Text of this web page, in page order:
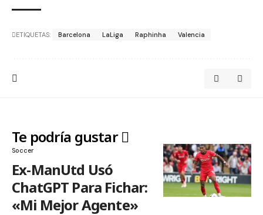
ETIQUETAS: Barcelona LaLiga Raphinha Valencia
Te podría gustar
Soccer
Ex-ManUtd Usó
ChatGPT Para Fichar:
«Mi Mejor Agente»